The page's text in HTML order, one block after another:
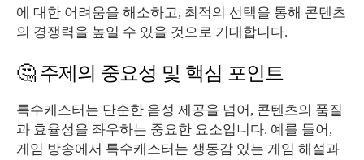
에 대한 어려움을 해소하고, 최적의 선택을 통해 콘텐츠
의 경쟁력을 높일 수 있을 것으로 기대합니다.
🤔 주제의 중요성 및 핵심 포인트
특수캐스터는 단순한 음성 제공을 넘어, 콘텐츠의 품질
과 효율성을 좌우하는 중요한 요소입니다. 예를 들어,
게임 방송에서 특수캐스터는 생동감 있는 게임 해설과